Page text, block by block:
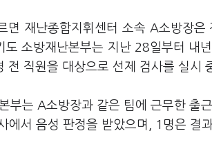
면 재난종합지휘센터 소속 A소방장
도 소방재난본부는 지난 28일부터 내
직원을 대상으로 선제 검사를 실시
부는 A소방장과 같은 팀에 근무한 출
에서 음성 판정을 받았으며, 1명은 결